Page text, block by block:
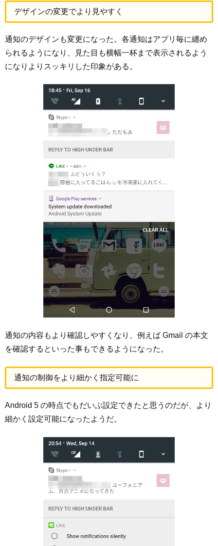
デザインの変更でより見やすく
通知のデザインも変更になった。各通知はアプリ毎に纏め
られるようになり、見た目も横幅一杯まで表示されるよう
になりよりスッキリした印象がある。
通知の内容もより確認しやすくなり、例えば Gmail の本文
を確認するといった事もできるようになった。
通知の制御をより細かく指定可能に
Android 5 の時点でもだいぶ設定できたと思うのだが、より
細かく設定可能になったようだ。